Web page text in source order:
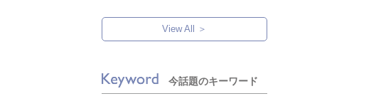
View All ＞
今話題のキーワード